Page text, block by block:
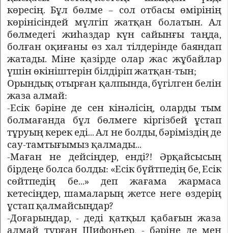
көресің. Бұл бөлме – сол отбасы өмірінің
көрінісіндей мүлгіп жатқан болатын. Ал
бөлмедегі жиһаздар күн сайынғы таңда,
болған оқиғаны өз хал тілдерінде баяндап
жатады. Міне қазірде олар жас жұбайлар
үшін өкініштерін білдіріп жатқан-тын;
Орындық отырған қалпында, бүгілген белін
жаза алмай:
-Есік бәріне де сен кінәлісің, оларды тым
болмағанда бұл бөлмеге кіргізбей ұстап
тұруың керек еді... Ал не болды, бәріміздің де
сау-тамтығымыз қалмады...
-Маған не дейсіңдер, енді?! Әрқайсысың
бірдеңе болса болды: «Есік бүйтпедің бе, Есік
сөйтпедің бе...» деп жағама жармаса
кетесіңдер, шамаларың жетсе неге өздерің
ұстап қалмайсыңдар?
-Доғарыңдар, - деді қатқыл қабағын жаза
алмай тұрған Шифоньер, - бәріне де мен